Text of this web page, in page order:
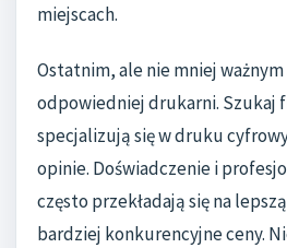
miejscach.
Ostatnim, ale nie mniej
odpowiedniej drukarni. Szukaj
specjalizują się w druku
opinie. Doświadczenie i
często przekładają się na
bardziej konkurencyjne ceny.